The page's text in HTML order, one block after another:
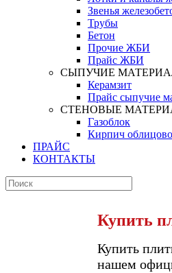
Звенья
Трубы
Бетон
Прочие ЖБИ
Прайс ЖБИ
СЫПУЧИЕ
Керамзит
Прайс сыпучие
СТЕНОВЫЕ
Газоблок
Кирпич
ПРАЙС
КОНТАКТЫ
Купить
Купить
нашем